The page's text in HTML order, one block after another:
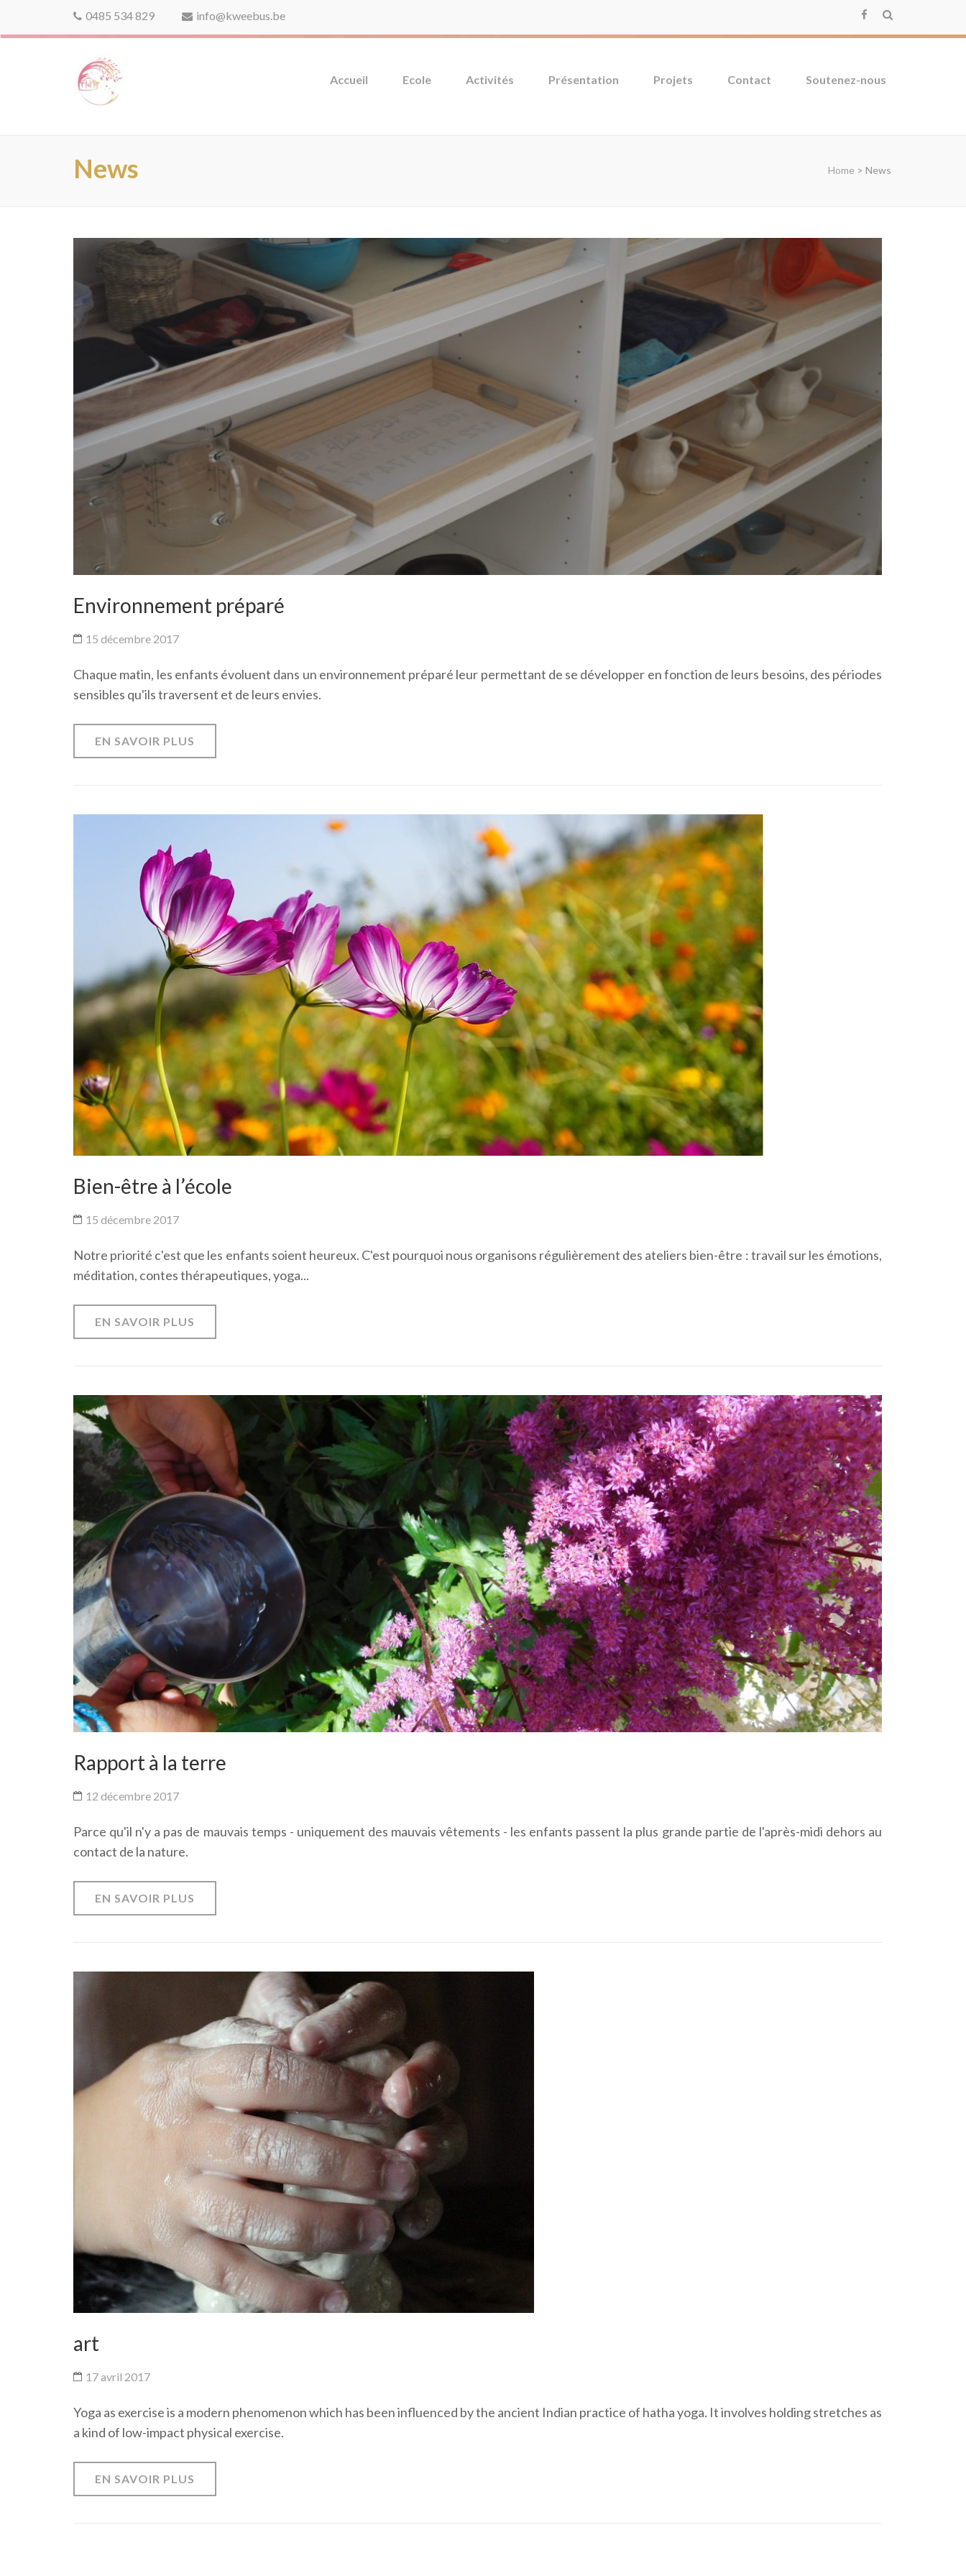
0485 534 829 info@kweebus.be
Accueil Ecole Activités Présentation Projets Contact Soutenez-nous
News Home > News
Environnement préparé
15 décembre 2017
Chaque matin, les enfants évoluent dans un environnement préparé leur permettant de se développer en fonction de leurs besoins, des périodes
sensibles qu'ils traversent et de leurs envies.
EN SAVOIR PLUS
Bien-être à l’école
15 décembre 2017
Notre priorité c'est que les enfants soient heureux. C'est pourquoi nous organisons régulièrement des ateliers bien-être : travail sur les émotions,
méditation, contes thérapeutiques, yoga...
EN SAVOIR PLUS
Rapport à la terre
12 décembre 2017
Parce qu'il n'y a pas de mauvais temps - uniquement des mauvais vêtements - les enfants passent la plus grande partie de l'après-midi dehors au
contact de la nature.
EN SAVOIR PLUS
art
17 avril 2017
Yoga as exercise is a modern phenomenon which has been influenced by the ancient Indian practice of hatha yoga. It involves holding stretches as
a kind of low-impact physical exercise.
EN SAVOIR PLUS